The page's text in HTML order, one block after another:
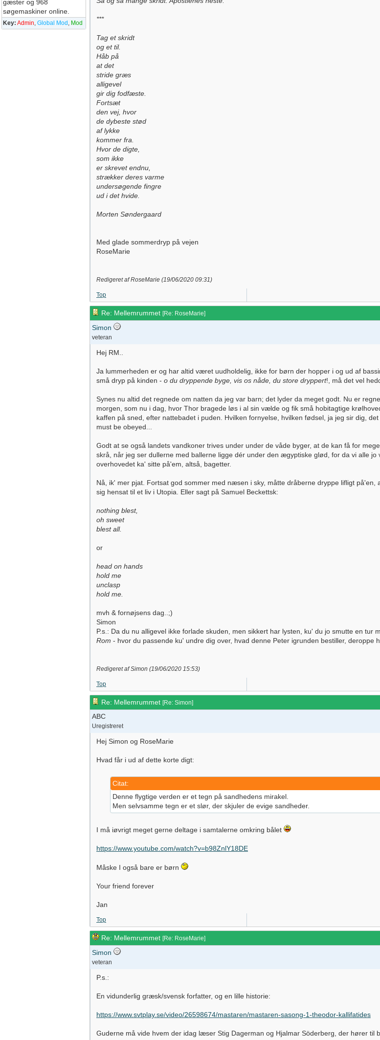
gæster og 968
søgemaskiner online.
Key: Admin, Global Mod , Mod ***
Tag et skridt
og et til.
Håb på
at det
stride græs
alligevel
gir dig fodfæste.
Fortsæt
den vej, hvor
de dybeste stød
af lykke
kommer fra.
Hvor de digte,
som ikke
er skrevet endnu,
strækker deres varme
undersøgende fingre
ud i det hvide.
Morten Søndergaard
Med glade sommerdryp på vejen
RoseMarie
Redigeret af RoseMarie (19/06/2020 09:31)
Top
Re: Mellemrummet [Re: RoseMarie]
Simon
veteran
Hej RM..
Ja lummerheden er og har altid været uudholdelig, ikke for børn der hopper i og ud af
små dryp på kinden - o du dryppende byge, vis os nåde, du store dryppert!, må det vel
Synes nu altid det regnede om natten da jeg var barn; det lyder da meget godt. Nu er
morgen, som nu i dag, hvor Thor bragede løs i al sin vælde og fik små hobitagtige
kaffen på sned, efter nattebadet i puden. Hvilken fornyelse, hvilken fødsel, ja jeg sir dig,
must be obeyed...
Godt at se også landets vandkoner trives under under de våde byger, at de kan få for
skrå, når jeg ser dullerne med ballerne ligge dér under den ægyptiske glød, for da vi alle
overhovedet ka' sitte på'em, altså, bagetter.
Nå, ik' mer pjat. Fortsat god sommer med næsen i sky, måtte dråberne dryppe lifligt
sig hensat til et liv i Utopia. Eller sagt på Samuel Beckettsk:
nothing blest,
oh sweet
blest all.
or
head on hands
hold me
unclasp
hold me.
mvh & fornøjsens dag..;)
Simon
P.s.: Da du nu alligevel ikke forlade skuden, men sikkert har lysten, ku' du jo smutte en
Rom - hvor du passende ku' undre dig over, hvad denne Peter igrunden bestiller, deroppe
Redigeret af Simon (19/06/2020 15:53)
Top
Re: Mellemrummet [Re: Simon]
ABC
Uregistreret
Hej Simon og RoseMarie
Hvad får i ud af dette korte digt:
Citat:
Denne flygtige verden er et tegn på sandhedens mirakel.
Men selvsamme tegn er et slør, der skjuler de evige sandheder.
I må iøvrigt meget gerne deltage i samtalerne omkring bålet
https://www.youtube.com/watch?v=b98ZnlY18DE
Måske I også bare er børn
Your friend forever
Jan
Top
Re: Mellemrummet [Re: RoseMarie]
Simon
veteran
P.s.:
En vidunderlig græsk/svensk forfatter, og en lille historie:
https://www.svtplay.se/video/26598674/mastaren/mastaren-sasong-1-theodor-kallifatides
Guderne må vide hvem der idag læser Stig Dagerman og Hjalmar Söderberg, der hører til